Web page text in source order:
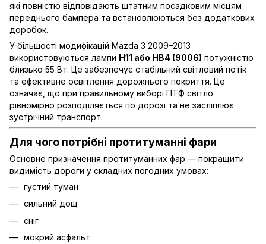
які повністю відповідають штатним посадковим місцям
переднього бампера та встановлюються без додаткових
доробок.
У більшості модифікацій Mazda 3 2009–2013
використовуються лампи H11 або HB4 (9006) потужністю
близько 55 Вт. Це забезпечує стабільний світловий потік
та ефективне освітлення дорожнього покриття. Це
означає, що при правильному виборі ПТФ світло
рівномірно розподіляється по дорозі та не засліплює
зустрічний транспорт.
Для чого потрібні протитуманні фари
Основне призначення протитуманних фар — покращити
видимість дороги у складних погодних умовах:
густий туман
сильний дощ
сніг
мокрий асфальт